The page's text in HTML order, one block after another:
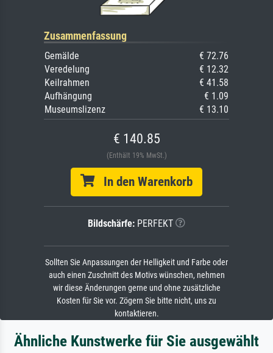
Zusammenfassung
Gemälde
€ 72.76
Veredelung
€ 12.32
Keilrahmen
€ 41.58
Aufhängung
€ 1.09
Museumslizenz
€ 13.10
€ 140.85
(Enthält 19% MwSt.)
In den Warenkorb
Bildschärfe: PERFEKT
Sollten Sie Anpassungen der Helligkeit und Farbe oder
auch einen Zuschnitt des Motivs wünschen, nehmen
wir diese Änderungen gerne und ohne zusätzliche
Kosten für Sie vor. Zögern Sie bitte nicht, uns zu
kontaktieren.
Ähnliche Kunstwerke für Sie ausgewählt